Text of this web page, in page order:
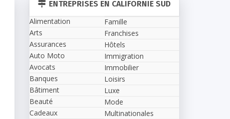
ENTREPRISES EN CALIFORNIE SUD
Alimentation
Arts
Assurances
Auto Moto
Avocats
Banques
Bâtiment
Beauté
Cadeaux
Famille
Franchises
Hôtels
Immigration
Immobilier
Loisirs
Luxe
Mode
Multinationales